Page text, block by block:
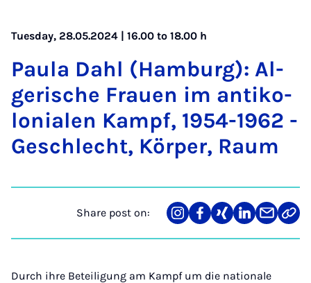
Tuesday, 28.05.2024 | 16.00 to 18.00 h
Paula Dahl (Ham­burg): Al­
gerische Frauen im an­ti­ko­
lo­nialen Kampf, 1954-1962 -
Geschlecht, Körp­er, Raum
Share post on:
Share
on
Teilen
auf
Teilen
auf
Teilen
auf
Teilen
über
Link
Durch ihre Beteiligung am Kampf um die nationale